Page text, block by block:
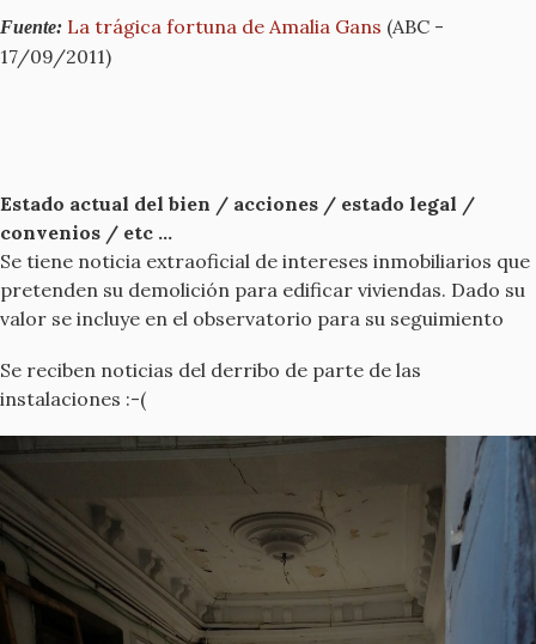
Fuente: La trágica fortuna de Amalia Gans (ABC -
17/09/2011)
Estado actual del bien / acciones / estado legal /
convenios / etc ...
Se tiene noticia extraoficial de intereses inmobiliarios que
pretenden su demolición para edificar viviendas. Dado su
valor se incluye en el observatorio para su seguimiento
Se reciben noticias del derribo de parte de las
instalaciones :-(